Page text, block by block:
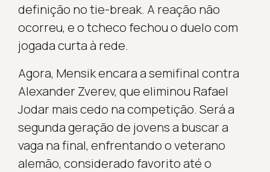
definição no tie-break. A reação não
ocorreu, e o tcheco fechou o duelo com
jogada curta à rede.
Agora, Mensik encara a semifinal contra
Alexander Zverev, que eliminou Rafael
Jodar mais cedo na competição. Será a
segunda geração de jovens a buscar a
vaga na final, enfrentando o veterano
alemão, considerado favorito até o